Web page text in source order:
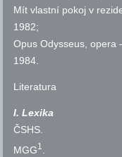
Mít vlastní pokoj v
1982;
Opus Odysseus, opera
1984.
Literatura
I. Lexika
ČSHS.
MGG1